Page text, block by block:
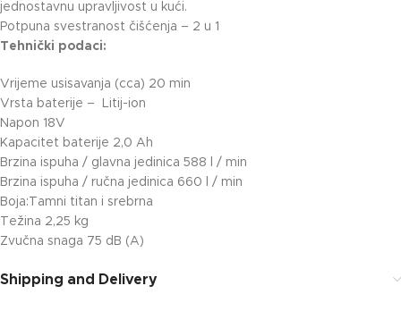
jednostavnu upravljivost u kući.
Potpuna svestranost čišćenja – 2 u 1
Tehnički podaci:
Vrijeme usisavanja (cca) 20 min
Vrsta baterije – Litij-ion
Napon 18V
Kapacitet baterije 2,0 Ah
Brzina ispuha / glavna jedinica 588 l / min
Brzina ispuha / ručna jedinica 660 l / min
Boja:Tamni titan i srebrna
Težina 2,25 kg
Zvučna snaga 75 dB (A)
Shipping and Delivery